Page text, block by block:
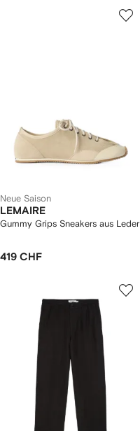
Neue Saison
LEMAIRE
Gummy Grips Sneakers aus Leder
419 CHF